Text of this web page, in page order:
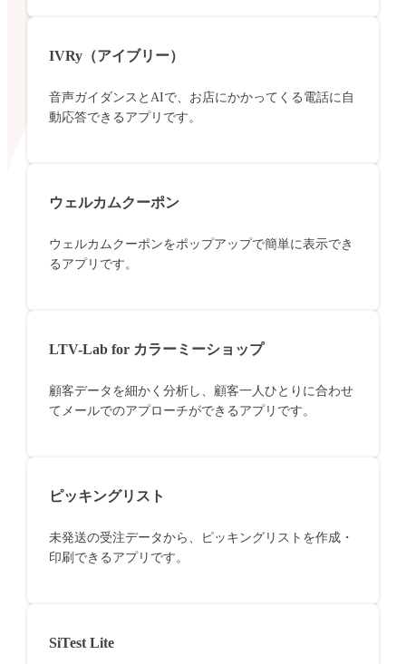
IVRy（アイブリー）
音声ガイダンスとAIで、お店にかかってくる電話に自
動応答できるアプリです。
ウェルカムクーポン
ウェルカムクーポンをポップアップで簡単に表示でき
るアプリです。
LTV-Lab for カラーミーショップ
顧客データを細かく分析し、顧客一人ひとりに合わせ
てメールでのアプローチができるアプリです。
ピッキングリスト
未発送の受注データから、ピッキングリストを作成・
印刷できるアプリです。
SiTest Lite